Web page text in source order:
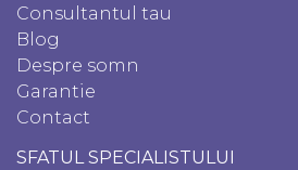
Consultantul tau
Blog
Despre somn
Garantie
Contact
SFATUL SPECIALISTULUI